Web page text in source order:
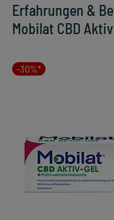
Erfahrungen &
Mobilat CBD
-30%*